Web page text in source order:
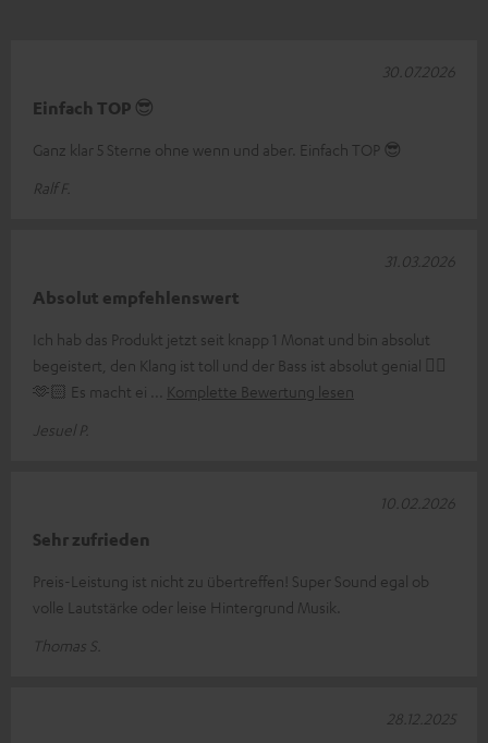
Einfach TOP 😎
Ganz klar 5 Sterne ohne wenn und aber. Einfach TOP 😎
Ralf F.
30.07.2026
Absolut empfehlenswert
Ich hab das Produkt jetzt seit knapp 1 Monat und bin absolut
begeistert, den Klang ist toll und der Bass ist absolut genial 👌🏼
🫶🏻 Es macht ei
Komplette Bewertung lesen
Jesuel P.
31.03.2026
Sehr zufrieden
Preis-Leistung ist nicht zu übertreffen! Super Sound egal ob
volle Lautstärke oder leise Hintergrund Musik.
Thomas S.
10.02.2026
28.12.2025